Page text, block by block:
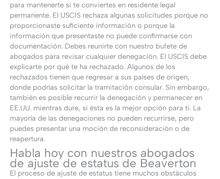
para mantenerte si te conviertes en residente legal
permanente. El USCIS rechaza algunas solicitudes porque no
proporcionaste suficiente información o porque la
información que presentaste no puede confirmarse con
documentación. Debes reunirte con nuestro bufete de
abogados para revisar cualquier denegación. El USCIS debe
explicarte por qué te ha rechazado. Algunos de los
rechazados tienen que regresar a sus países de origen,
donde podrías solicitar la tramitación consular. Sin embargo,
también es posible recurrir la denegación y permanecer en
EE.UU. mientras dure, si ésta es la mejor opción para ti. La
mayoría de las denegaciones no pueden recurrirse, pero
puedes presentar una moción de reconsideración o de
reapertura.
Habla hoy con nuestros abogados
de ajuste de estatus de Beaverton
El proceso de ajuste de estatus tiene muchos obstáculos